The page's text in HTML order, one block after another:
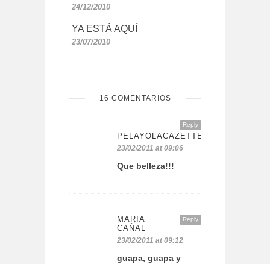
24/12/2010
YA ESTÁ AQUÍ
23/07/2010
16 COMENTARIOS
Reply
PELAYOLACAZETTE
23/02/2011 at 09:06
Que belleza!!!
Reply
MARIA
CAÑAL
23/02/2011 at 09:12
guapa, guapa y